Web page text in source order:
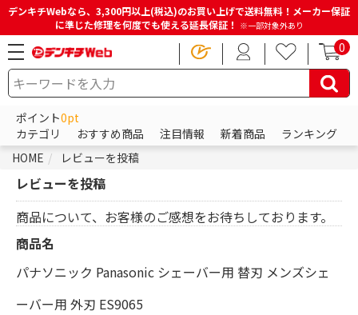
デンキチWebなら、3,300円以上(税込)のお買い上げで送料無料！メーカー保証
に準じた修理を何度でも使える延長保証！ ※一部対象外あり
0
ポイント0pt
カテゴリ
おすすめ商品 注目情報 新着商品
ランキング
HOME
レビューを投稿
レビューを投稿
商品について、お客様のご感想をお待ちしております。
商品名
パナソニック Panasonic シェーバー用 替刃 メンズシェ
ーバー用 外刃 ES9065